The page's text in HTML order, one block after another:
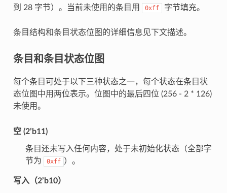
到 28 字节）。当前未使用的条目用
0xff 字节填充。
条目结构和条目状态位图的详细信息见下文描述。
条目和条目状态位图
每个条目可处于以下三种状态之一，每个状态在条目状
态位图中用两位表示。位图中的最后四位 (256 - 2 * 126)
未使用。
空 (2’b11)
条目还未写入任何内容，处于未初始化状态（全部字
节为
0xff ）。
写入（2’b10）